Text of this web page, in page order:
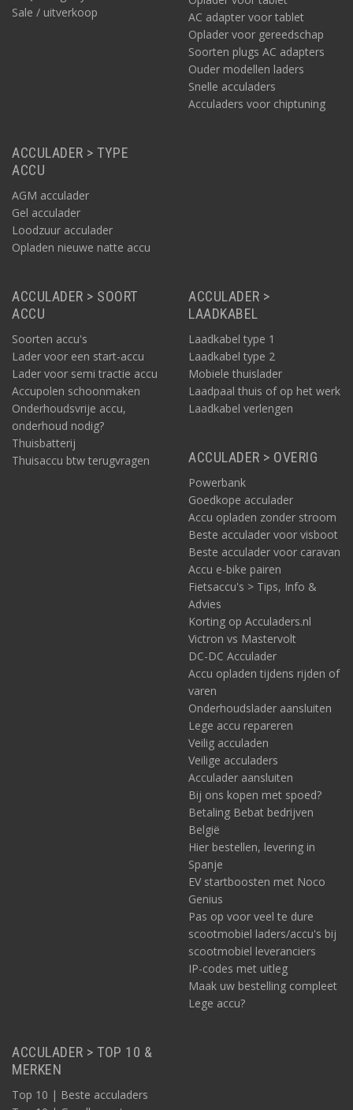
Sale / uitverkoop
AC adapter voor tablet
Oplader voor gereedschap
Soorten plugs AC adapters
Ouder modellen laders
Snelle acculaders
Acculaders voor chiptuning
ACCULADER > TYPE
ACCU
AGM acculader
Gel acculader
Loodzuur acculader
Opladen nieuwe natte accu
ACCULADER > SOORT
ACCU
Soorten accu's
Lader voor een start-accu
Lader voor semi tractie accu
Accupolen schoonmaken
Onderhoudsvrije accu,
onderhoud nodig?
Thuisbatterij
Thuisaccu btw terugvragen
ACCULADER >
LAADKABEL
Laadkabel type 1
Laadkabel type 2
Mobiele thuislader
Laadpaal thuis of op het werk
Laadkabel verlengen
ACCULADER > OVERIG
Powerbank
Goedkope acculader
Accu opladen zonder stroom
Beste acculader voor visboot
Beste acculader voor caravan
Accu e-bike pairen
Fietsaccu's > Tips, Info &
Advies
Korting op Acculaders.nl
Victron vs Mastervolt
DC-DC Acculader
Accu opladen tijdens rijden of
varen
Onderhoudslader aansluiten
Lege accu repareren
Veilig acculaden
Veilige acculaders
Acculader aansluiten
Bij ons kopen met spoed?
Betaling Bebat bedrijven
België
Hier bestellen, levering in
Spanje
EV startboosten met Noco
Genius
Pas op voor veel te dure
scootmobiel laders/accu's bij
scootmobiel leveranciers
IP-codes met uitleg
Maak uw bestelling compleet
Lege accu?
ACCULADER > TOP 10 &
MERKEN
Top 10 | Beste acculaders